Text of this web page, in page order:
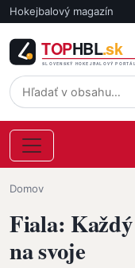
Skočiť na hlavný obsah
Hokejbalový magazín
Omrvinka
Domov
Fiala:
na svoje